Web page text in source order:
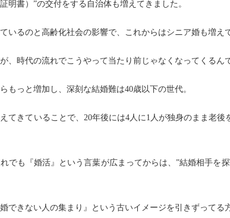
明書）”の交付をする自治体も増えてきました。
いるのと高齢化社会の影響で、これからはシニア婚も増え
、時代の流れでこうやって当たり前じゃなくなってくるん
もっと増加し、深刻な結婚難は40歳以下の世代。
てきていることで、20年後には4人に1人が独身のまま老
でも『婚活』という言葉が広まってからは、”結婚相手を
できない人の集まり』という古いイメージを引きずってる